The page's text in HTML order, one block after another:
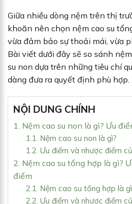
Giữa nhiều dòng nệm trên thị
khoăn nên chọn nệm cao su
vừa đảm bảo sự thoải mái, vừa
Bài viết dưới đây sẽ so sánh
su non dựa trên những tiêu chí
dàng đưa ra quyết định phù hợp.
NỘI DUNG CHÍNH
1. Nệm cao su non là gì? Ưu
1.1. Nệm cao su non là gì?
1.2. Ưu điểm và nhược điểm
2. Nệm cao su tổng hợp là gì?
điểm
2.1. Nệm cao su tổng hợp là
2.2. Ưu điểm và nhược điểm